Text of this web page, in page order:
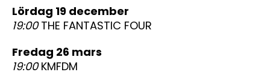
lördag 19 december
19:00THE FANTASTIC FOUR
fredag 26 mars
19:00KMFDM